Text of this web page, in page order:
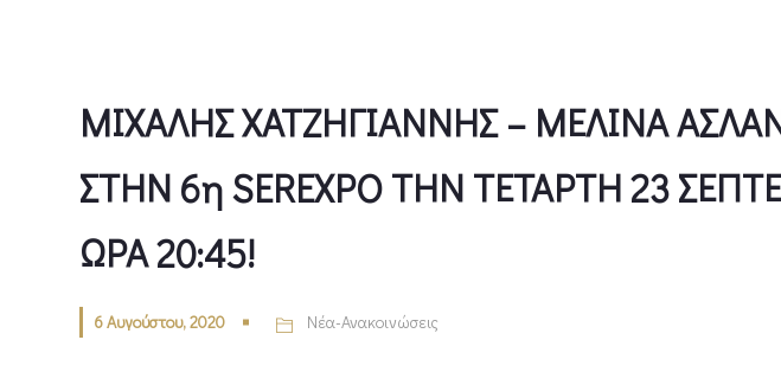
ΜΙΧΑΛΗΣ ΧΑΤΖΗΓΙΑΝΝΗΣ – ΜΕΛΙΝΑ
ΣΤΗΝ 6η SEREXPO ΤΗΝ ΤΕΤΑΡΤΗ 23
ΩΡΑ 20:45!
6 Αυγούστου, 2020 Νέα-Ανακοινώσεις